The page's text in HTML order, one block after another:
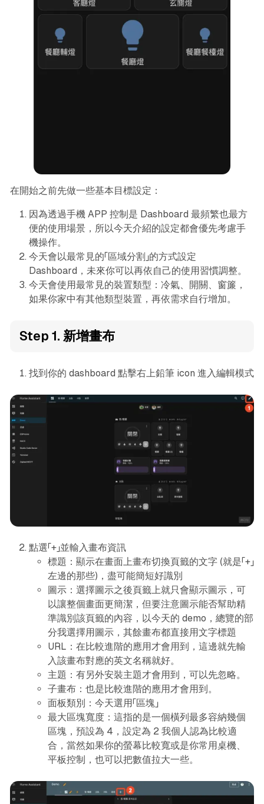
在開始之前先做一些基本目標設定：
因為透過手機 APP 控制是 Dashboard 最頻繁也最方
便的使用場景，所以今天介紹的設定都會優先考慮手
機操作。
今天會以最常見的「區域分割」的方式設定
Dashboard，未來你可以再依自己的使用習慣調整。
今天會使用最常見的裝置類型：冷氣、開關、窗簾，
如果你家中有其他類型裝置，再依需求自行增加。
Step 1. 新增畫布
找到你的 dashboard 點擊右上鉛筆 icon 進入編輯模式
點選「+」並輸入畫布資訊
標題：顯示在畫面上畫布切換頁籤的文字 (就是「+」
左邊的那些)，盡可能簡短好識別
圖示：選擇圖示之後頁籤上就只會顯示圖示，可
以讓整個畫面更簡潔，但要注意圖示能否幫助精
準識別該頁籤的內容，以今天的 demo，總覽的部
分我選擇用圖示，其餘畫布都直接用文字標題
URL：在比較進階的應用才會用到，這邊就先輸
入該畫布對應的英文名稱就好。
主題：有另外安裝主題才會用到，可以先忽略。
子畫布：也是比較進階的應用才會用到。
面板類別：今天選用「區塊」
最大區塊寬度：這指的是一個橫列最多容納幾個
區塊，預設為 4，設定為 2 我個人認為比較適
合，當然如果你的螢幕比較寬或是你常用桌機、
平板控制，也可以把數值拉大一些。